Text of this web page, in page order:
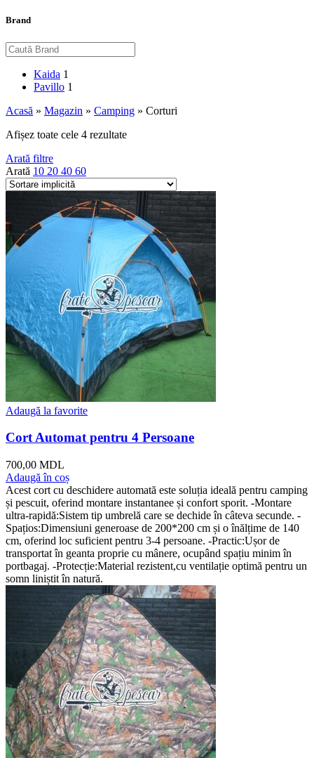
Brand
Kaida 1
Pavillo 1
Acasă » Magazin » Camping » Corturi
Afișez toate cele 4 rezultate
Arată filtre
Arată 10 20 40 60
Adaugă la favorite
Cort Automat pentru 4 Persoane
700,00 MDL
Adaugă în coș
Acest cort cu deschidere automată este soluția ideală pentru camping
și pescuit, oferind montare instantanee și confort sporit. -Montare
ultra-rapidă:Sistem tip umbrelă care se dechide în câteva secunde. -
Spațios:Dimensiuni generoase de 200*200 cm și o înălțime de 140
cm, oferind loc suficient pentru 3-4 persoane. -Practic:Ușor de
transportat în geanta proprie cu mânere, ocupând spațiu minim în
portbagaj. -Protecție:Material rezistent,cu ventilație optimă pentru un
somn liniștit în natură.